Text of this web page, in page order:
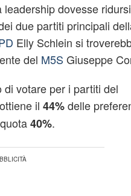
dovesse
due partiti principali
Elly Schlein si
del M5S Giuseppe
di votare per i partiti del
ottiene il 44%delle
40%.